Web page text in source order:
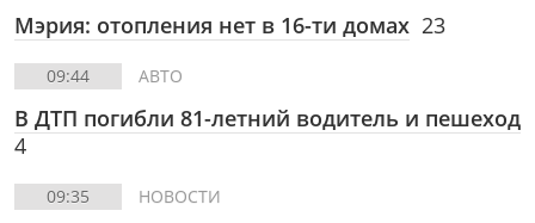
Мэрия: отопления нет в 16-ти домах 23
09:44 АВТО
В ДТП погибли 81-летний водитель и пешеход
4
09:35 НОВОСТИ